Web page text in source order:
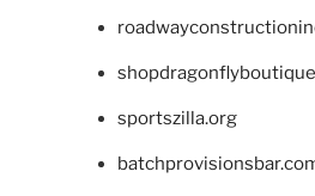
sportszilla.org